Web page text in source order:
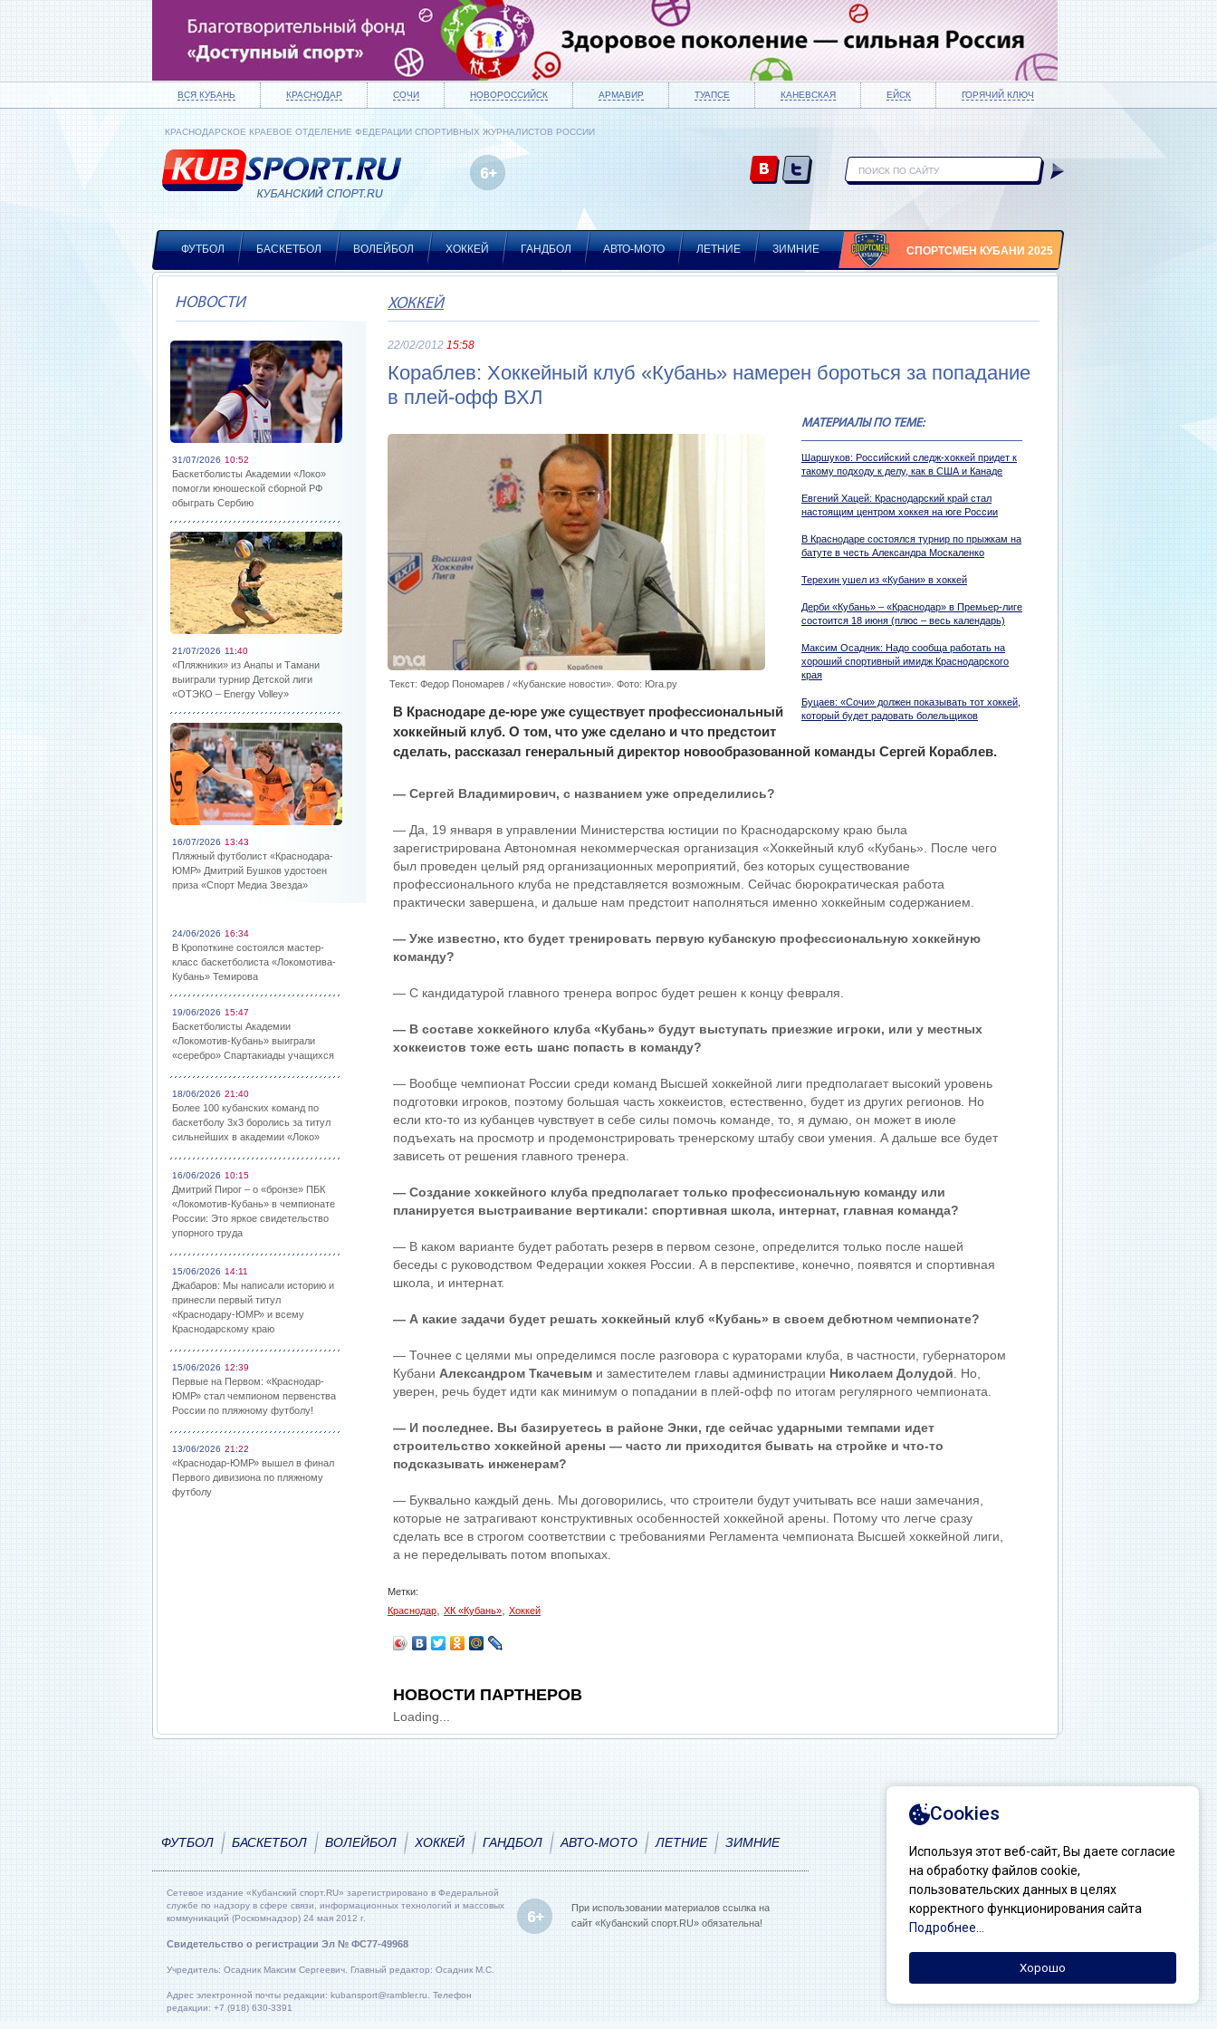
ВСЯ КУБАНЬ КРАСНОДАР СОЧИ НОВОРОССИЙСК АРМАВИР ТУАПСЕ КАНЕВСКАЯ ЕЙСК ГОРЯЧИЙ КЛЮЧ
КРАСНОДАРСКОЕ КРАЕВОЕ ОТДЕЛЕНИЕ ФЕДЕРАЦИИ СПОРТИВНЫХ ЖУРНАЛИСТОВ РОССИИ
ФУТБОЛ БАСКЕТБОЛ ВОЛЕЙБОЛ ХОККЕЙ ГАНДБОЛ АВТО-МОТО ЛЕТНИЕ ЗИМНИЕ СПОРТСМЕН КУБАНИ 2025
НОВОСТИ
31/07/2026 10:52
Баскетболисты Академии «Локо»
помогли юношеской сборной РФ
обыграть Сербию
21/07/2026 11:40
«Пляжники» из Анапы и Тамани
выиграли турнир Детской лиги
«ОТЭКО – Energy Volley»
16/07/2026 13:43
Пляжный футболист «Краснодара-
ЮМР» Дмитрий Бушков удостоен
приза «Спорт Медиа Звезда»
24/06/2026 16:34
В Кропоткине состоялся мастер-
класс баскетболиста «Локомотива-
Кубань» Темирова
19/06/2026 15:47
Баскетболисты Академии
«Локомотив-Кубань» выиграли
«серебро» Спартакиады учащихся
18/06/2026 21:40
Более 100 кубанских команд по
баскетболу 3х3 боролись за титул
сильнейших в академии «Локо»
16/06/2026 10:15
Дмитрий Пирог – о «бронзе» ПБК
«Локомотив-Кубань» в чемпионате
России: Это яркое свидетельство
упорного труда
15/06/2026 14:11
Джабаров: Мы написали историю и
принесли первый титул
«Краснодару-ЮМР» и всему
Краснодарскому краю
15/06/2026 12:39
Первые на Первом: «Краснодар-
ЮМР» стал чемпионом первенства
России по пляжному футболу!
13/06/2026 21:22
«Краснодар-ЮМР» вышел в финал
Первого дивизиона по пляжному
футболу
ХОККЕЙ
22/02/2012 15:58
Кораблев: Хоккейный клуб «Кубань» намерен бороться за попадание
в плей-офф ВХЛ
МАТЕРИАЛЫ ПО ТЕМЕ:
Шаршуков: Российский следж-хоккей придет к
такому подходу к делу, как в США и Канаде
Евгений Хацей: Краснодарский край стал
настоящим центром хоккея на юге России
В Краснодаре состоялся турнир по прыжкам на
батуте в честь Александра Москаленко
Терехин ушел из «Кубани» в хоккей
Дерби «Кубань» – «Краснодар» в Премьер-лиге
состоится 18 июня (плюс – весь календарь)
Максим Осадник: Надо сообща работать на
хороший спортивный имидж Краснодарского
края
Буцаев: «Сочи» должен показывать тот хоккей,
который будет радовать болельщиков
Текст: Федор Пономарев / «Кубанские новости». Фото: Юга.ру
В Краснодаре де-юре уже существует профессиональный
хоккейный клуб. О том, что уже сделано и что предстоит
сделать, рассказал генеральный директор новообразованной команды Сергей Кораблев.
— Сергей Владимирович, с названием уже определились?
— Да, 19 января в управлении Министерства юстиции по Краснодарскому краю была
зарегистрирована Автономная некоммерческая организация «Хоккейный клуб «Кубань». После чего
был проведен целый ряд организационных мероприятий, без которых существование
профессионального клуба не представляется возможным. Сейчас бюрократическая работа
практически завершена, и дальше нам предстоит наполняться именно хоккейным содержанием.
— Уже известно, кто будет тренировать первую кубанскую профессиональную хоккейную
команду?
— С кандидатурой главного тренера вопрос будет решен к концу февраля.
— В составе хоккейного клуба «Кубань» будут выступать приезжие игроки, или у местных
хоккеистов тоже есть шанс попасть в команду?
— Вообще чемпионат России среди команд Высшей хоккейной лиги предполагает высокий уровень
подготовки игроков, поэтому большая часть хоккеистов, естественно, будет из других регионов. Но
если кто-то из кубанцев чувствует в себе силы помочь команде, то, я думаю, он может в июле
подъехать на просмотр и продемонстрировать тренерскому штабу свои умения. А дальше все будет
зависеть от решения главного тренера.
— Создание хоккейного клуба предполагает только профессиональную команду или
планируется выстраивание вертикали: спортивная школа, интернат, главная команда?
— В каком варианте будет работать резерв в первом сезоне, определится только после нашей
беседы с руководством Федерации хоккея России. А в перспективе, конечно, появятся и спортивная
школа, и интернат.
— А какие задачи будет решать хоккейный клуб «Кубань» в своем дебютном чемпионате?
— Точнее с целями мы определимся после разговора с кураторами клуба, в частности, губернатором
Кубани Александром Ткачевым и заместителем главы администрации Николаем Долудой . Но,
уверен, речь будет идти как минимум о попадании в плей-офф по итогам регулярного чемпионата.
— И последнее. Вы базируетесь в районе Энки, где сейчас ударными темпами идет
строительство хоккейной арены — часто ли приходится бывать на стройке и что-то
подсказывать инженерам?
— Буквально каждый день. Мы договорились, что строители будут учитывать все наши замечания,
которые не затрагивают конструктивных особенностей хоккейной арены. Потому что легче сразу
сделать все в строгом соответствии с требованиями Регламента чемпионата Высшей хоккейной лиги,
а не переделывать потом впопыхах.
Метки:
Краснодар
ХК «Кубань» Хоккей
НОВОСТИ ПАРТНЕРОВ
Loading...
ФУТБОЛ БАСКЕТБОЛ ВОЛЕЙБОЛ ХОККЕЙ ГАНДБОЛ АВТО-МОТО ЛЕТНИЕ ЗИМНИЕ
Сетевое издание «Кубанский спорт.RU» зарегистрировано в Федеральной
службе по надзору в сфере связи, информационных технологий и массовых
коммуникаций (Роскомнадзор) 24 мая 2012 г.
Свидетельство о регистрации Эл № ФС77-49968
Учредитель: Осадник Максим Сергеевич. Главный редактор: Осадник М.С.
Адрес электронной почты редакции: kubansport@rambler.ru. Телефон
редакции: +7 (918) 630-3391
При использовании материалов ссылка на
сайт «Кубанский спорт.RU» обязательна!